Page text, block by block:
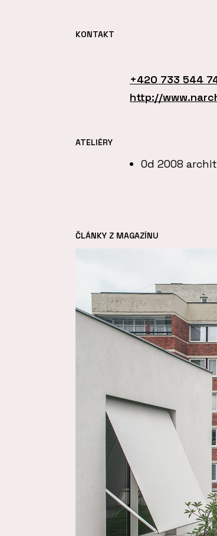
KONTAKT
+420 733 544
http://
ATELIÉRY
Od 2008
ČLÁNKY Z MAGAZÍNU